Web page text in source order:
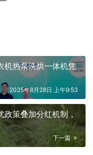
机热泵洗烘一体机凭
2025年8月28日 上午9:53
策叠加分红机制，
下一篇